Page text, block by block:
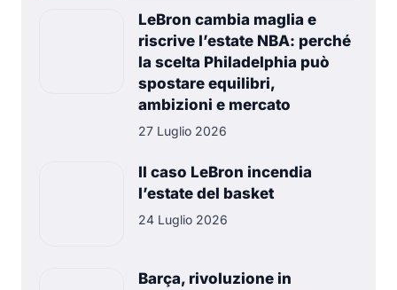
LeBron cambia maglia e
riscrive l’estate NBA: perché
la scelta Philadelphia può
spostare equilibri,
ambizioni e mercato
27 Luglio 2026
Il caso LeBron incendia
l’estate del basket
24 Luglio 2026
Barça, rivoluzione in